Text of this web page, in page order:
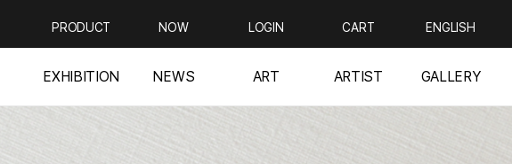
PRODUCT NOW LOGIN CART ENGLISH
EXHIBITION NEWS ART ARTIST GALLERY